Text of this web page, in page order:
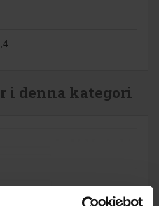
i denna kategori